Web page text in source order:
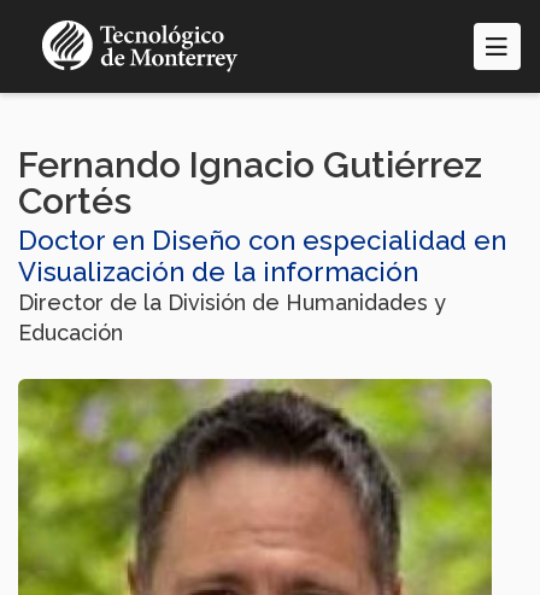
contenido
Fernando Ignacio Gutiérrez
Cortés
Doctor en Diseño con especialidad en
Visualización de la información
Director de la División de Humanidades y
Educación